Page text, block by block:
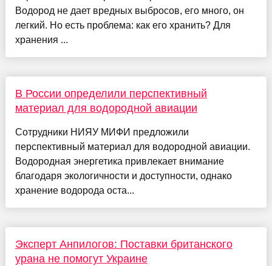
Водород не дает вредных выбросов, его много, он
легкий. Но есть проблема: как его хранить? Для
хранения ...
В России определили перспективный
материал для водородной авиации
Сотрудники НИЯУ МИФИ предложили
перспективный материал для водородной авиации.
Водородная энергетика привлекает внимание
благодаря экологичности и доступности, однако
хранение водорода оста...
Эксперт Анпилогов: Поставки британского
урана не помогут Украине